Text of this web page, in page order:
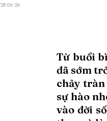
28.06.26
Từ buổi
đã sớm
chảy
sự hào
vào đời